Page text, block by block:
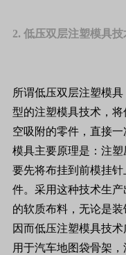
2. 低压双层注塑模具技
所谓低压双层注塑模
型的注塑模具技术，
空吸附的零件，直接
模具主要原理是：注
要先将布挂到前模挂
件。采用这种技术生
的软质布料，无论是装
因而低压注塑模具技
用于汽车地图袋骨架